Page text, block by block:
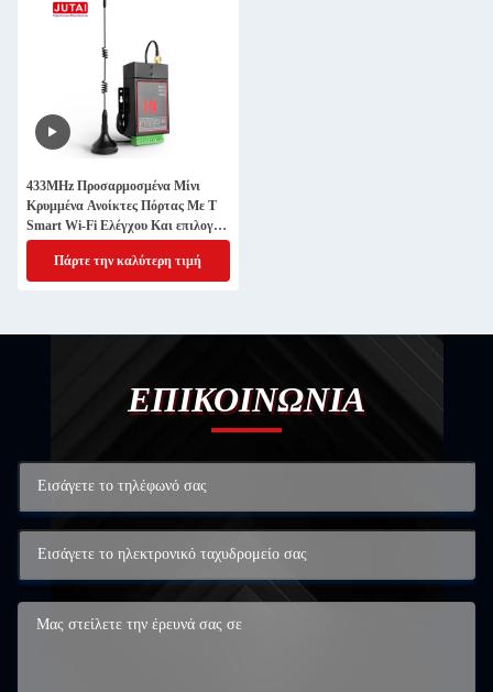
433MHz Προσαρμοσμένα Μίνι
Κρυμμένα Ανοίκτες Πόρτας Με T
Smart Wi-Fi Ελέγχου Και επιλογή
φωνητικού ελέγχου
Πάρτε την καλύτερη τιμή
ΕΠΙΚΟΙΝΩΝΙΑ